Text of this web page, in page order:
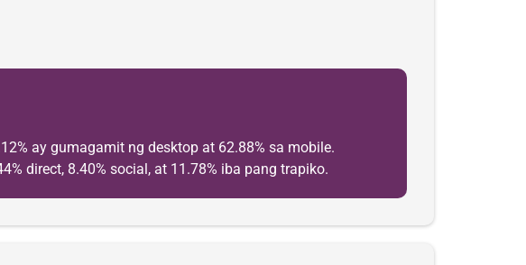
ay gumagamit ng desktop at 62.88% sa mobile.
direct, 8.40% social, at 11.78% iba pang trapiko.